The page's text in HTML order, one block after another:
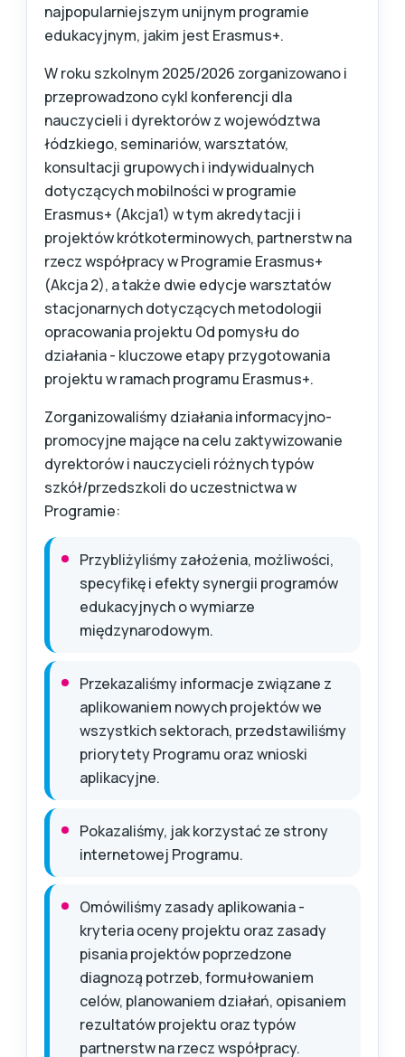
najpopularniejszym unijnym programie
edukacyjnym, jakim jest Erasmus+.
W roku szkolnym 2025/2026 zorganizowano i
przeprowadzono cykl konferencji dla
nauczycieli i dyrektorów z województwa
łódzkiego, seminariów, warsztatów,
konsultacji grupowych i indywidualnych
dotyczących mobilności w programie
Erasmus+ (Akcja1) w tym akredytacji i
projektów krótkoterminowych, partnerstw na
rzecz współpracy w Programie Erasmus+
(Akcja 2), a także dwie edycje warsztatów
stacjonarnych dotyczących metodologii
opracowania projektu Od pomysłu do
działania - kluczowe etapy przygotowania
projektu w ramach programu Erasmus+.
Zorganizowaliśmy działania informacyjno-
promocyjne mające na celu zaktywizowanie
dyrektorów i nauczycieli różnych typów
szkół/przedszkoli do uczestnictwa w
Programie:
Przybliżyliśmy założenia, możliwości,
specyfikę i efekty synergii programów
edukacyjnych o wymiarze
międzynarodowym.
Przekazaliśmy informacje związane z
aplikowaniem nowych projektów we
wszystkich sektorach, przedstawiliśmy
priorytety Programu oraz wnioski
aplikacyjne.
Pokazaliśmy, jak korzystać ze strony
internetowej Programu.
Omówiliśmy zasady aplikowania -
kryteria oceny projektu oraz zasady
pisania projektów poprzedzone
diagnozą potrzeb, formułowaniem
celów, planowaniem działań, opisaniem
rezultatów projektu oraz typów
partnerstw na rzecz współpracy.